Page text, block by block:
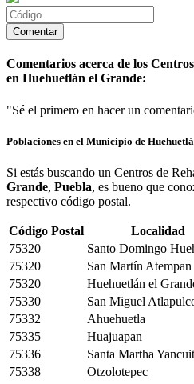
Comentarios acerca de los
en Huehuetlán el Grande:
"Sé el primero en hacer un
Poblaciones en el Municipio de
Si estás buscando un Centros de
Grande, Puebla, es bueno que
respectivo código postal.
Código Postal
Localidad
75320
Santo Domingo
75320
San Martín Atempan
75320
Huehuetlán el
75330
San Miguel
75332
Ahuehuetla
75335
Huajuapan
75336
Santa Martha
75338
Otzolotepec